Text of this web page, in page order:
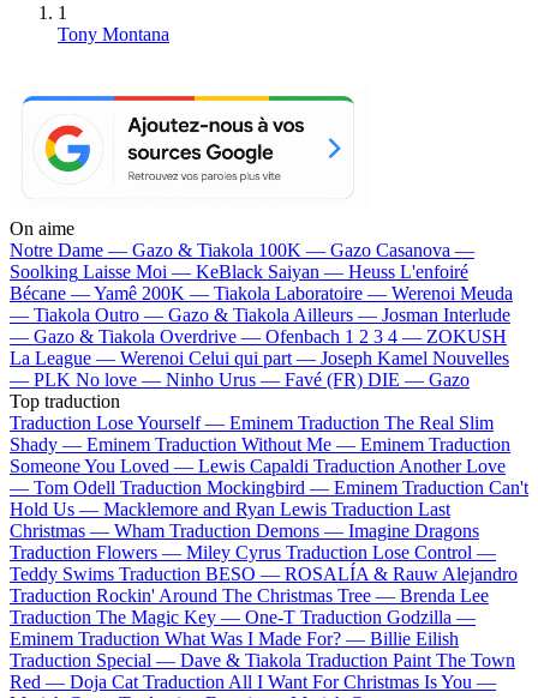
1
Tony Montana
On aime
Notre Dame — Gazo & Tiakola 100K — Gazo Casanova —
Soolking Laisse Moi — KeBlack Saiyan — Heuss L'enfoiré
Bécane —Yamê 200K — Tiakola Laboratoire — Werenoi Meuda
— Tiakola Outro — Gazo & Tiakola Ailleurs — Josman Interlude
— Gazo & Tiakola Overdrive — Ofenbach 1 2 3 4 — ZOKUSH
La League — Werenoi Celui qui part — Joseph Kamel Nouvelles
— PLK No love — Ninho Urus — Favé (FR) DIE — Gazo
Top traduction
Traduction Lose Yourself — Eminem Traduction The Real Slim
Shady — Eminem Traduction Without Me — Eminem Traduction
Someone You Loved — Lewis Capaldi Traduction Another Love
— Tom Odell Traduction Mockingbird — Eminem Traduction Can't
Hold Us — Macklemore and Ryan Lewis Traduction Last
Christmas — Wham Traduction Demons — Imagine Dragons
Traduction Flowers — Miley Cyrus Traduction Lose Control —
Teddy Swims Traduction BESO — ROSALÍA & Rauw Alejandro
Traduction Rockin' Around The Christmas Tree — Brenda Lee
Traduction The Magic Key — One-T Traduction Godzilla —
Eminem Traduction What Was I Made For? — Billie Eilish
Traduction Special — Dave & Tiakola Traduction Paint The Town
Red — Doja Cat Traduction All I Want For Christmas Is You —